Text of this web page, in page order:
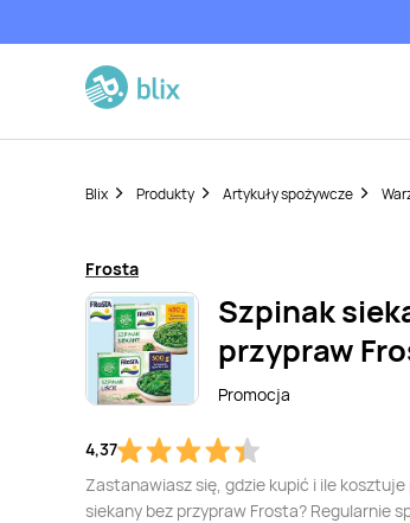
Blix Produkty Artykuły spożywcze
Frosta
Szpinak
przypraw
Promocja
4,37
Zastanawiasz się, gdzie kupić i ile
siekany bez przypraw Frosta? Regularnie